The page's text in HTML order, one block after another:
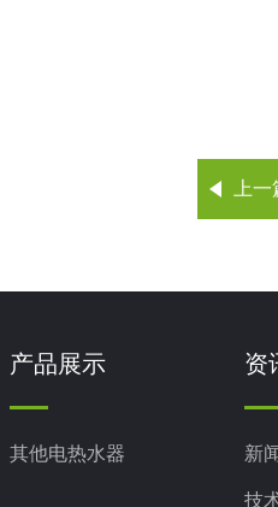
上
产品展示
其他电热水器
资
新
技